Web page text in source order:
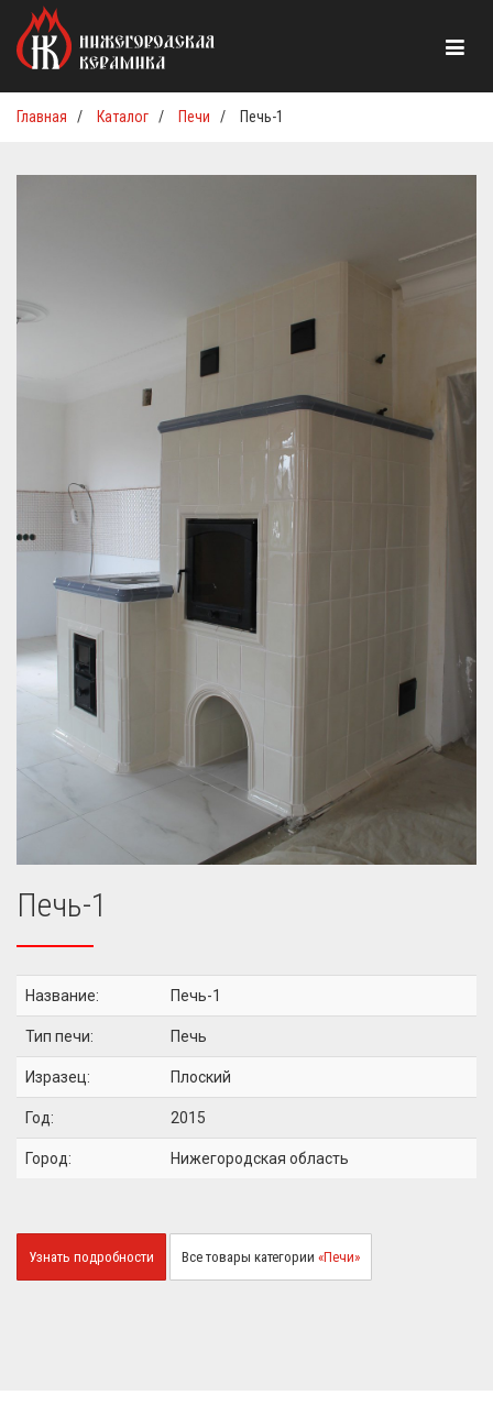
Главная / Каталог / Печи / Печь-1
Печь-1
Название: Печь-1
Тип печи: Печь
Изразец: Плоский
Год: 2015
Город: Нижегородская область
Узнать подробности Все товары категории «Печи»